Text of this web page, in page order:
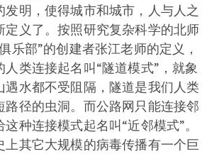
发明，使得城市和城市，人与人之
定义了。按照研究复杂科学的北师
乐部”的创建者张江老师的定义，
类连接起名叫“隧道模式”，就象
遇水都不受阻隔，隧道是我们人类
路径的虫洞。而公路网只能连接邻
种连接模式起名叫“近邻模式”。
上其它大规模的病毒传播有一个巨